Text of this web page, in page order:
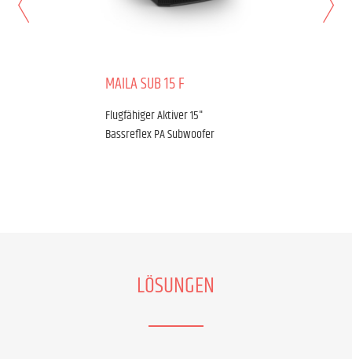
MAILA SUB 15 F
Flugfähiger Aktiver 15"
Bassreflex PA Subwoofer
LÖSUNGEN